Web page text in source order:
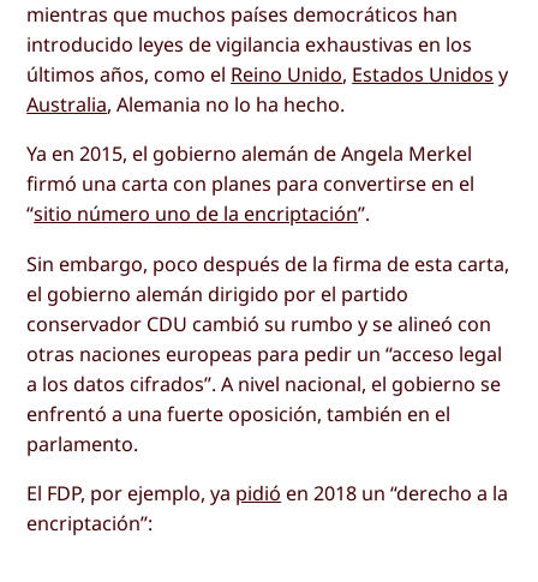
mientras que muchos países democráticos han
introducido leyes de vigilancia exhaustivas en los
últimos años, como el Reino Unido, Estados Unidos y
Australia, Alemania no lo ha hecho.
Ya en 2015, el gobierno alemán de Angela Merkel
firmó una carta con planes para convertirse en el
“sitio número uno de la encriptación”.
Sin embargo, poco después de la firma de esta carta,
el gobierno alemán dirigido por el partido
conservador CDU cambió su rumbo y se alineó con
otras naciones europeas para pedir un “acceso legal
a los datos cifrados”. A nivel nacional, el gobierno se
enfrentó a una fuerte oposición, también en el
parlamento.
El FDP, por ejemplo, ya pidió en 2018 un “derecho a la
encriptación”: